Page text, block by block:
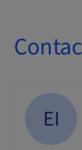
EI